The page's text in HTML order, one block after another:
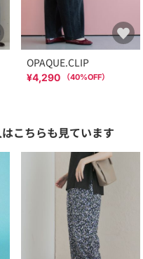
OPAQUE.CLIP
¥4,290 （40%OFF）